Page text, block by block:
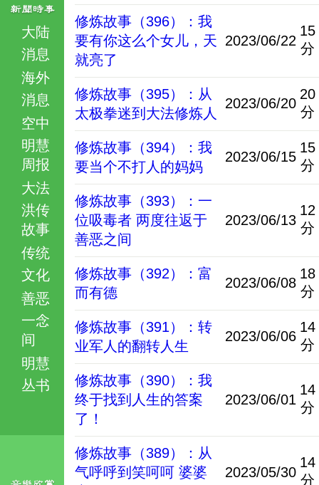
大陆
消息
海外
消息
空中
明慧
周报
大法
洪传
故事
传统
文化
善恶
一念
间
明慧
丛书
修炼故事（396）：我
要有你这么个女儿，天
就亮了
2023/06/22
15
分
修炼故事（395）：从
太极拳迷到大法修炼人
2023/06/20
20
分
修炼故事（394）：我
要当个不打人的妈妈
2023/06/15
15
分
修炼故事（393）：一
位吸毒者 两度往返于
善恶之间
2023/06/13
12
分
修炼故事（392）：富
而有德
2023/06/08
18
分
修炼故事（391）：转
业军人的翻转人生
2023/06/06
14
分
修炼故事（390）：我
终于找到人生的答案
了！
2023/06/01
14
分
修炼故事（389）：从
气呼呼到笑呵呵 婆婆
2023/05/30
14
分